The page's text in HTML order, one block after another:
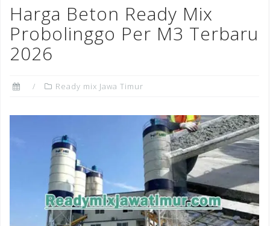
Harga Beton Ready Mix
Probolinggo Per M3 Terbaru
2026
Ready mix Jawa Timur